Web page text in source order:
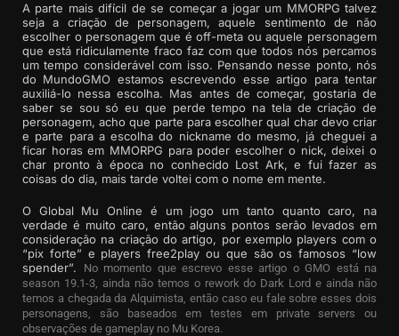
A parte mais difícil de se começar a jogar um MMORPG talvez
seja a criação de personagem, aquele sentimento de não
escolher o personagem que é off-meta ou aquele personagem
que está ridiculamente fraco faz com que todos nós percamos
um tempo considerável com isso. Pensando nesse ponto, nós
do MundoGMO estamos escrevendo esse artigo para tentar
auxiliá-lo nessa escolha. Mas antes de começar, gostaria de
saber se sou só eu que perde tempo na tela de criação de
personagem, acho que parte para escolher qual char devo criar
e parte para a escolha do nickname do mesmo, já cheguei a
ficar horas em MMORPG para poder escolher o nick, deixei o
char pronto à época no conhecido Lost Ark, e fui fazer as
coisas do dia, mais tarde voltei com o nome em mente.
O Global Mu Online é um jogo um tanto quanto caro, na
verdade é muito caro, então alguns pontos serão levados em
consideração na criação do artigo, por exemplo players com o
“pix forte” e players free2play ou que são os famosos “low
spender”.
No momento que escrevo esse artigo o GMO está na
season 19.1-3, ainda não temos o rework do Dark Lord e ainda não
temos a chegada da Alquimista, então caso eu fale sobre esses dois
personagens, são baseados em testes em private servers ou
observações de gameplay no Mu Korea.